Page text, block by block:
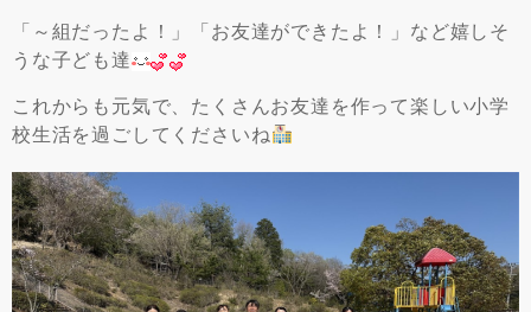
「～組だったよ！」「お友達ができたよ！」など嬉しそ
うな子ども達
これからも元気で、たくさんお友達を作って楽しい小学
校生活を過ごしてくださいね